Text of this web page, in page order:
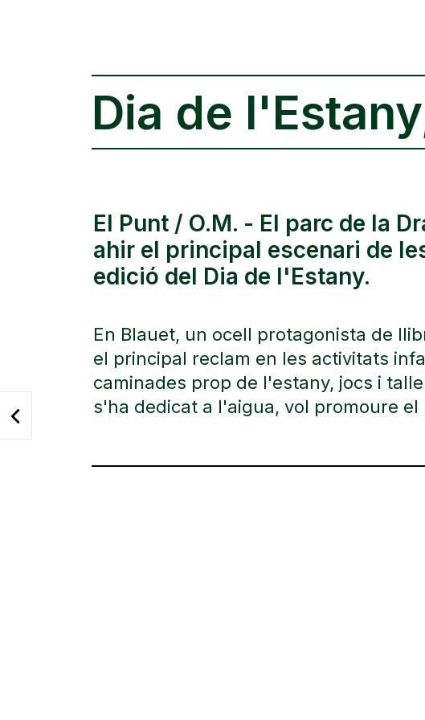
Dia de
El Punt / O.M. - El parc de la
ahir el principal escenari de
edició del Dia de l'Estany.
En Blauet, un ocell protagonista de
el principal reclam en les activitats
caminades prop de l'estany, jocs i
s'ha dedicat a l'aigua, vol promoure